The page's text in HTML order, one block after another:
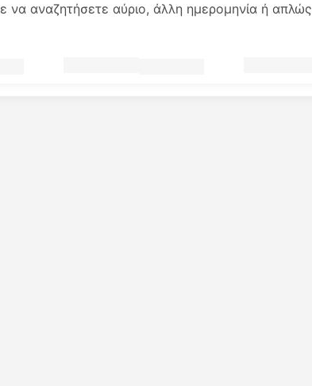
να αναζητήσετε αύριο, άλλη ημερομηνία ή